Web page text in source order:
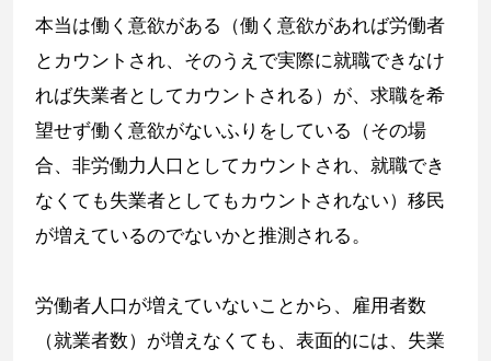
本当は働く意欲がある（働く意欲があれば労働者
とカウントされ、そのうえで実際に就職できなけ
れば失業者としてカウントされる）が、求職を希
望せず働く意欲がないふりをしている（その場
合、非労働力人口としてカウントされ、就職でき
なくても失業者としてもカウントされない）移民
が増えているのでないかと推測される。
労働者人口が増えていないことから、雇用者数
（就業者数）が増えなくても、表面的には、失業